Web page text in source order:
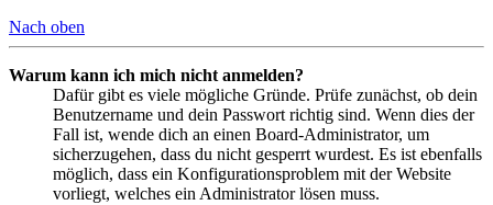
Nach oben
Warum kann ich mich nicht anmelden?
Dafür gibt es viele mögliche Gründe. Prüfe zunächst, ob dein
Benutzername und dein Passwort richtig sind. Wenn dies der
Fall ist, wende dich an einen Board-Administrator, um
sicherzugehen, dass du nicht gesperrt wurdest. Es ist ebenfalls
möglich, dass ein Konfigurationsproblem mit der Website
vorliegt, welches ein Administrator lösen muss.